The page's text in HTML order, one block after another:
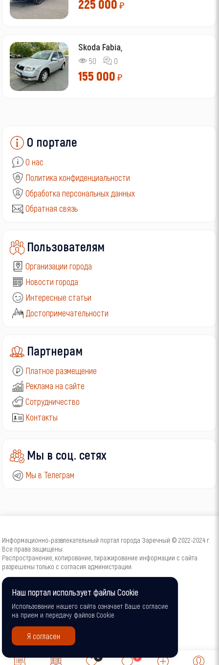
0 0
225 000 ₽
Skoda Fabia,
50 0
155 000 ₽
О портале
О нас
Политика конфиденциальности
Обработка персональных данных
Обратная связь
Пользователям
Организации города
Новости города
Интересные статьи
Достопримечательности
Партнерам
Платное размещение
Реклама на сайте
Сотрудничество
Контакты
Мы в соц. сетях
Мы в Телеграм
Информационно-развлекательный портал города Заречный © 2022-2024 г.
Все права защищены.
Распространение, копирование, тиражирование информации с сайта
разрешены только с согласия администрации.
16+Наш портал использует файлы Cookie
Использование нашего сайта означает Ваше согласие
на прием и передачу файлов Cookie
Я согласен